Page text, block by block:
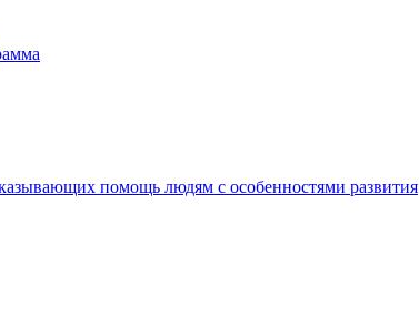
помощь людям с особенностями развития